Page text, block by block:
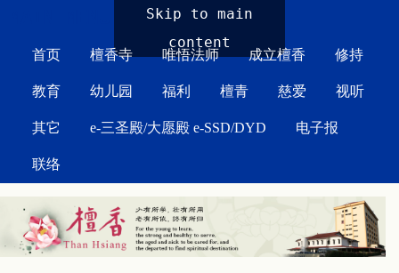
Skip to main
content
首页 檀香寺 唯悟法师 成立檀香 修持
教育 幼儿园 福利 檀青 慈爱 视听
其它 e-三圣殿/大愿殿 e-SSD/DYD 电子报
联络